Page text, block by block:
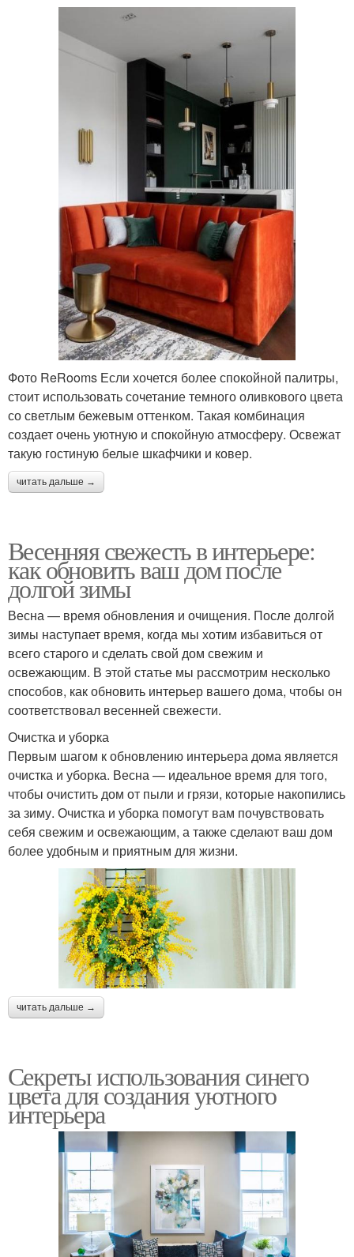
Фото ReRooms Если хочется более спокойной палитры,
стоит использовать сочетание темного оливкового цвета
со светлым бежевым оттенком. Такая комбинация
создает очень уютную и спокойную атмосферу. Освежат
такую гостиную белые шкафчики и ковер.
читать дальше →
Весенняя свежесть в интерьере:
как обновить ваш дом после
долгой зимы
Весна — время обновления и очищения. После долгой
зимы наступает время, когда мы хотим избавиться от
всего старого и сделать свой дом свежим и
освежающим. В этой статье мы рассмотрим несколько
способов, как обновить интерьер вашего дома, чтобы он
соответствовал весенней свежести.
Очистка и уборка
Первым шагом к обновлению интерьера дома является
очистка и уборка. Весна — идеальное время для того,
чтобы очистить дом от пыли и грязи, которые накопились
за зиму. Очистка и уборка помогут вам почувствовать
себя свежим и освежающим, а также сделают ваш дом
более удобным и приятным для жизни.
читать дальше →
Секреты использования синего
цвета для создания уютного
интерьера